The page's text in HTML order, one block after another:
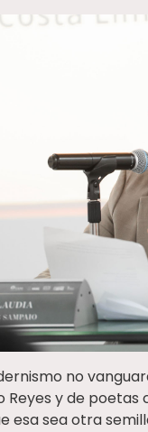
no
y de poetas
esa sea otra